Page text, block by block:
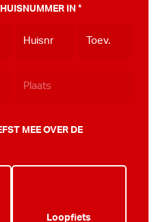
IN *
MEE OVER DE
Loopfiets